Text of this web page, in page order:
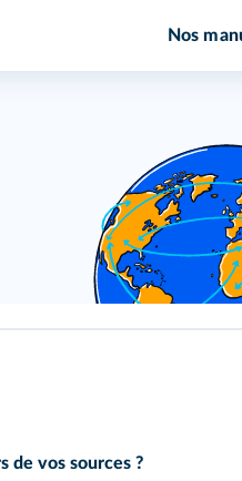
Nos
de vos sources ?